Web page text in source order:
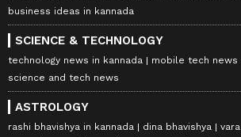
business ideas in kannada
SCIENCE & TECHNOLOGY
technology news in kannada
mobile tech news
science and tech news
ASTROLOGY
rashi bhavishya in kannada dina bhavishya